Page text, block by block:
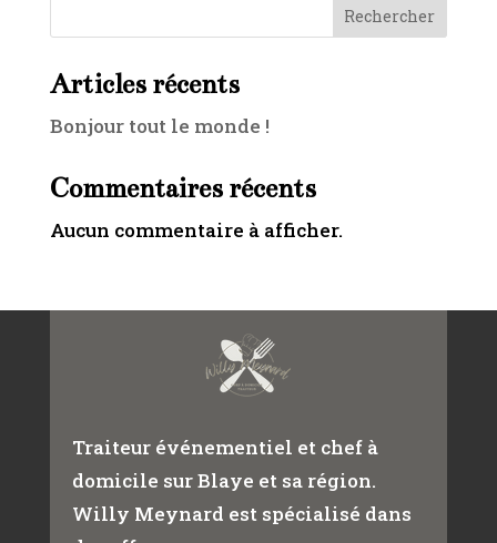
Rechercher
Articles récents
Bonjour tout le monde !
Commentaires récents
Aucun commentaire à afficher.
Traiteur événementiel et chef à
domicile sur Blaye et sa région.
Willy Meynard est spécialisé dans